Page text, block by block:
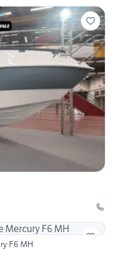
F6 MH